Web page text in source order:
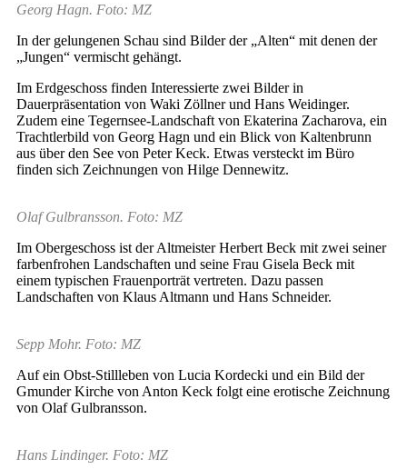
Georg Hagn. Foto: MZ
In der gelungenen Schau sind Bilder der „Alten“ mit denen der
„Jungen“ vermischt gehängt.
Im Erdgeschoss finden Interessierte zwei Bilder in
Dauerpräsentation von Waki Zöllner und Hans Weidinger.
Zudem eine Tegernsee-Landschaft von Ekaterina Zacharova, ein
Trachtlerbild von Georg Hagn und ein Blick von Kaltenbrunn
aus über den See von Peter Keck. Etwas versteckt im Büro
finden sich Zeichnungen von Hilge Dennewitz.
Olaf Gulbransson. Foto: MZ
Im Obergeschoss ist der Altmeister Herbert Beck mit zwei seiner
farbenfrohen Landschaften und seine Frau Gisela Beck mit
einem typischen Frauenporträt vertreten. Dazu passen
Landschaften von Klaus Altmann und Hans Schneider.
Sepp Mohr. Foto: MZ
Auf ein Obst-Stillleben von Lucia Kordecki und ein Bild der
Gmunder Kirche von Anton Keck folgt eine erotische Zeichnung
von Olaf Gulbransson.
Hans Lindinger. Foto: MZ